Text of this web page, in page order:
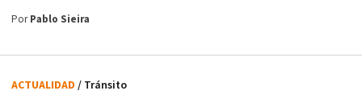
PorPablo Sieira
ACTUALIDAD / Tránsito